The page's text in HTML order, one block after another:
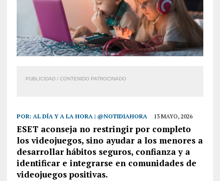
PUBLICIDAD / CONTENIDO PATROCINADO
POR: AL DÍA Y A LA HORA | @NOTIDIAHORA 13 MAYO, 2026
ESET aconseja no restringir por completo
los videojuegos, sino ayudar a los menores a
desarrollar hábitos seguros, confianza y a
identificar e integrarse en comunidades de
videojuegos positivas.